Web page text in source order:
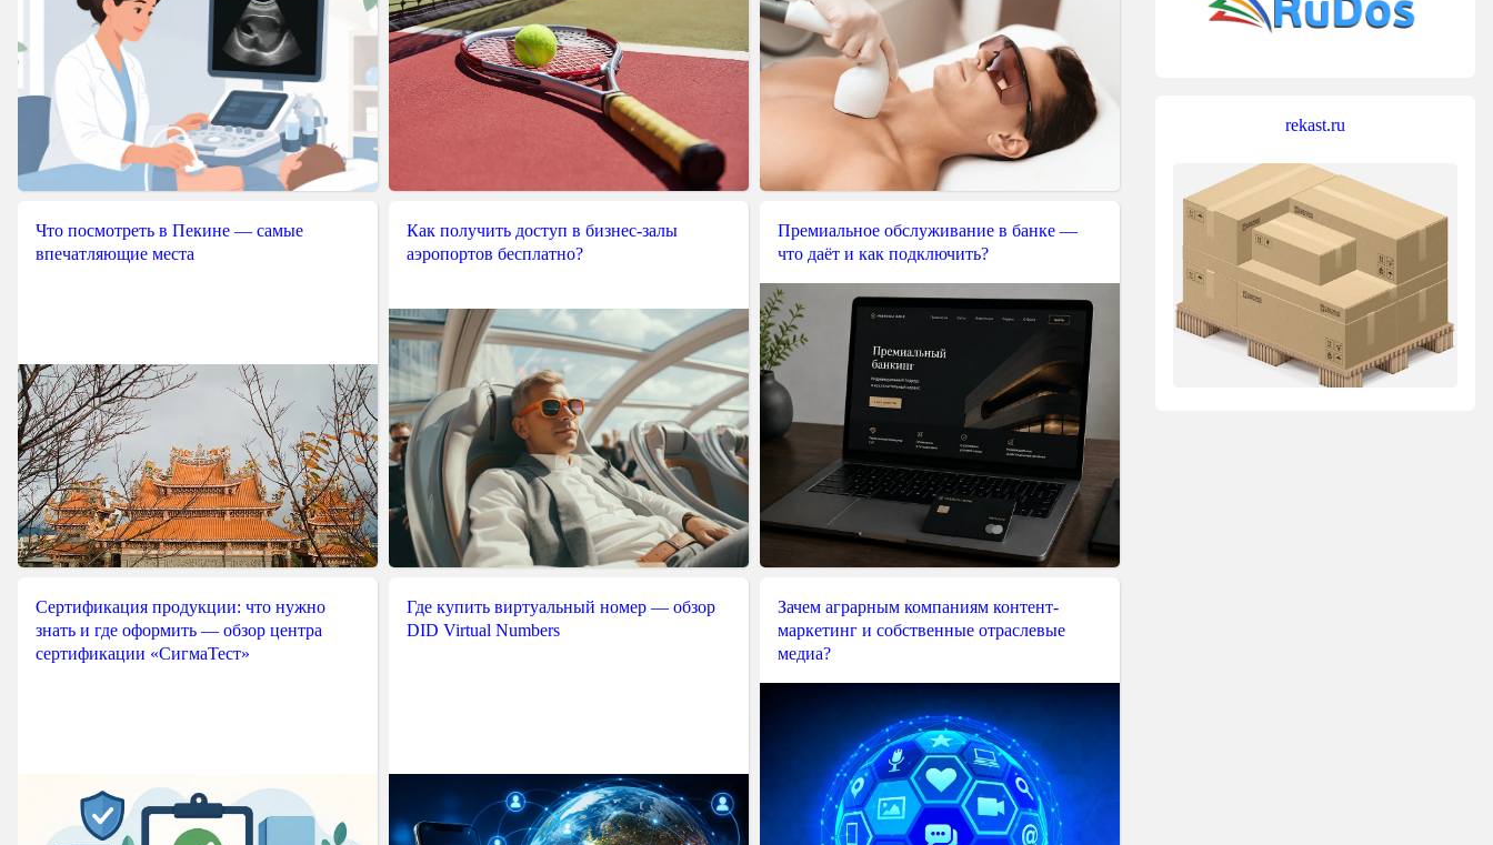
Что посмотреть в Пекине — самые
впечатляющие места
Как получить доступ в бизнес-залы
аэропортов бесплатно?
Премиальное обслуживание в банке —
что даёт и как подключить?
Сертификация продукции: что нужно
знать и где оформить — обзор центра
сертификации «СигмаТест»
Где купить виртуальный номер — обзор
DID Virtual Numbers
Зачем аграрным компаниям контент-
маркетинг и собственные отраслевые
медиа?
rekast.ru